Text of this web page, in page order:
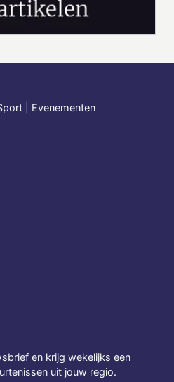
| Evenementen
en krijg wekelijks een
uit jouw regio.